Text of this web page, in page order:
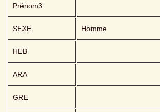
Prénom3
SEXE Homme
HEB
ARA
GRE